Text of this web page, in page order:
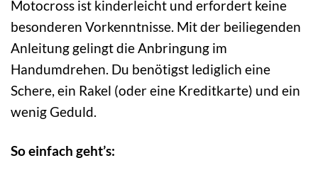
Motocross ist kinderleicht und erfordert keine
besonderen Vorkenntnisse. Mit der beiliegenden
Anleitung gelingt die Anbringung im
Handumdrehen. Du benötigst lediglich eine
Schere, ein Rakel (oder eine Kreditkarte) und ein
wenig Geduld.
So einfach geht’s: